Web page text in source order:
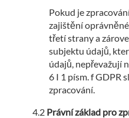
Pokud je
zajištění
třetí strany a
subjektu údajů,
údajů, nepřevažují
6 I 1 písm. f GDPR
zpracování.
Právní základ pro